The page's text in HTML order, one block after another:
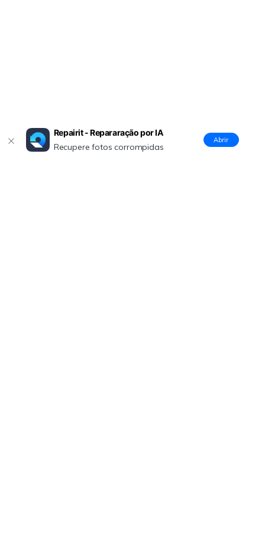
Repairit - Repararação por IA
Recupere fotos corrompidas
Abrir